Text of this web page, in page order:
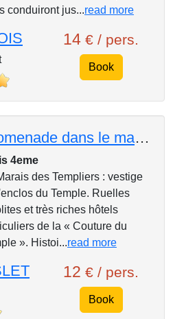
conduiront jus...read more
14 € / pers.
Book
Promenade dans le marais des Templiers
4eme
des Templiers : vestige
du Temple. Ruelles
et très riches hôtels
de la « Couture du
». Histoi...read more
12 € / pers.
Book